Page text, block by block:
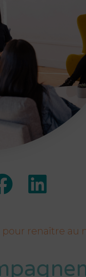
pour renaître au